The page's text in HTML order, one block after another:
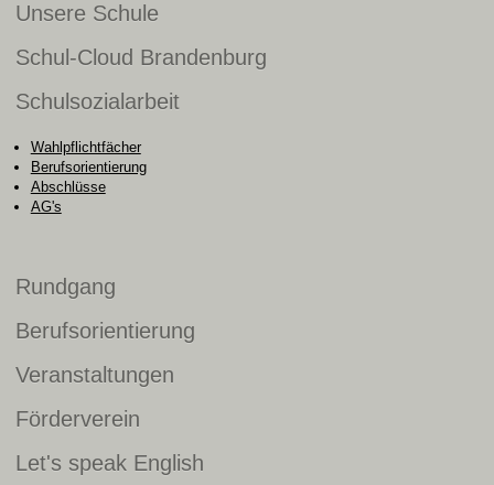
Unsere Schule
Schul-Cloud Brandenburg
Schulsozialarbeit
Wahlpflichtfächer
Berufsorientierung
Abschlüsse
AG's
Rundgang
Berufsorientierung
Veranstaltungen
Förderverein
Let's speak English